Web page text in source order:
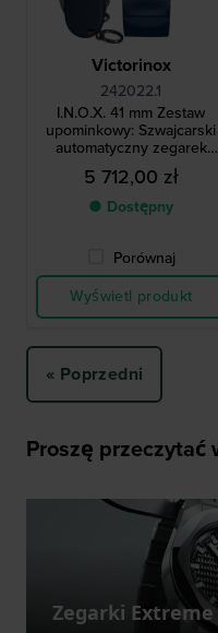
Victorinox
242022.1
I.N.O.X. 41 mm Zestaw
upominkowy: Szwajcarski
automatyczny zegarek
męski z włókna węglowego
ze scyzorykiem Victorinox
5 712,00 zł
● Dostępny
Porównaj
Wyświetl produkt
« Poprzedni
Proszę przeczytać
Zegarki Extreme